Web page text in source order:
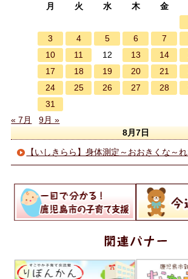
月
火 水 木 金
3
4 5 6 7
10
11 12 13 14
17
18 19 20 21
24
25 26 27 28
31
« 7月
9月 »
8月7日
【いしきらら】身体測定～おおきくな～